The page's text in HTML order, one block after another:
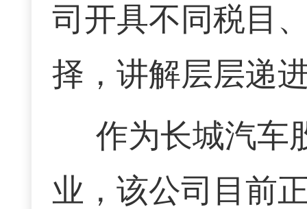
司开具不同税目
择，讲解层层递
作为长城汽车
业，该公司目前